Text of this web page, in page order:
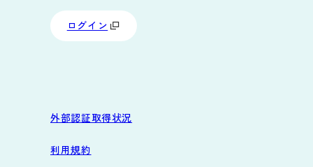
ログイン
外部認証取得状況
利用規約